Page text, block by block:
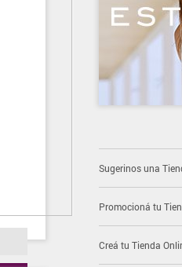
Sugerinos una
Promocioná tu
Creá tu Tienda